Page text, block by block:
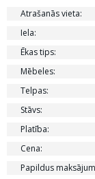
Atrašanās vieta:
Iela:
Ēkas tips:
Mēbeles:
Telpas:
Stāvs:
Platība:
Cena:
Papildus